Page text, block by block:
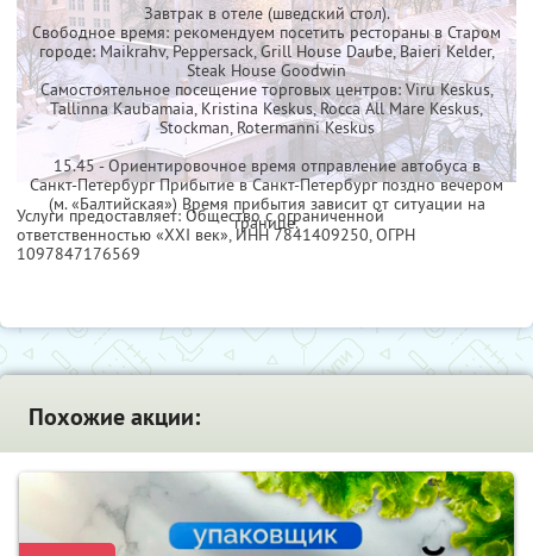
Завтрак в отеле (шведский стол).
Свободное время: рекомендуем посетить рестораны в Старом
городе: Maikrahv, Peppersack, Grill House Daube, Baieri Kelder,
Steak House Goodwin
Самостоятельное посещение торговых центров: Viru Keskus,
Tallinna Kaubamaia, Kristina Keskus, Rocca All Mare Keskus,
Stockman, Rotermanni Keskus
15.45 - Ориентировочное время отправление автобуса в
Санкт-Петербург Прибытие в Санкт-Петербург поздно вечером
(м. «Балтийская») Время прибытия зависит от ситуации на
границе.
Услуги предоставляет: Общество с ограниченной
ответственностью «XXI век»,ИНН 7841409250, ОГРН
1097847176569
Похожие акции: